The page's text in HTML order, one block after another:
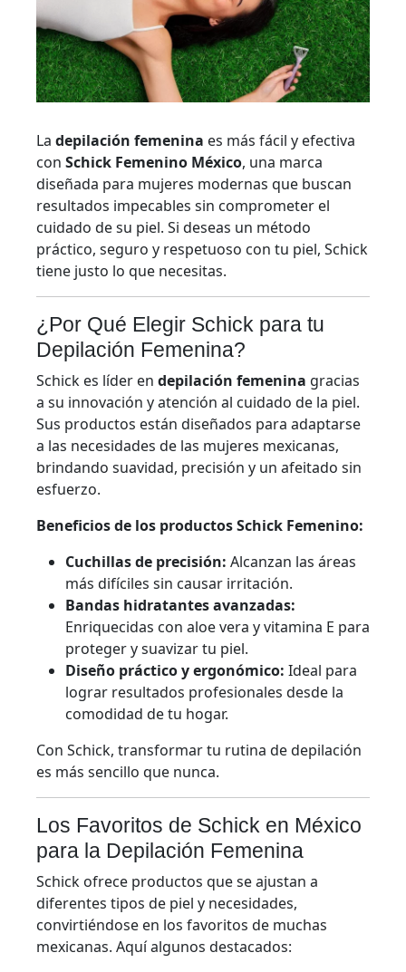
La depilación femenina es más fácil y efectiva
con Schick Femenino México, una marca
diseñada para mujeres modernas que buscan
resultados impecables sin comprometer el
cuidado de su piel. Si deseas un método
práctico, seguro y respetuoso con tu piel, Schick
tiene justo lo que necesitas.
¿Por Qué Elegir Schick para tu
Depilación Femenina?
Schick es líder en depilación femenina gracias
a su innovación y atención al cuidado de la piel.
Sus productos están diseñados para adaptarse
a las necesidades de las mujeres mexicanas,
brindando suavidad, precisión y un afeitado sin
esfuerzo.
Beneficios de los productos Schick Femenino:
Cuchillas de precisión: Alcanzan las áreas
más difíciles sin causar irritación.
Bandas hidratantes avanzadas:
Enriquecidas con aloe vera y vitamina E para
proteger y suavizar tu piel.
Diseño práctico y ergonómico: Ideal para
lograr resultados profesionales desde la
comodidad de tu hogar.
Con Schick, transformar tu rutina de depilación
es más sencillo que nunca.
Los Favoritos de Schick en México
para la Depilación Femenina
Schick ofrece productos que se ajustan a
diferentes tipos de piel y necesidades,
convirtiéndose en los favoritos de muchas
mexicanas. Aquí algunos destacados: